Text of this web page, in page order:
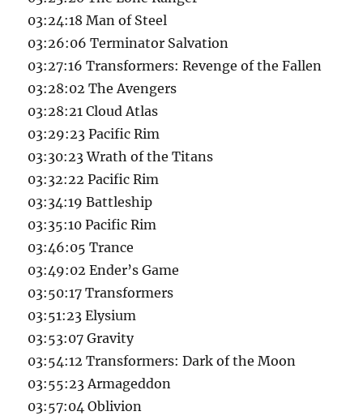
03:24:18 Man of Steel
03:26:06 Terminator Salvation
03:27:16 Transformers: Revenge of the Fallen
03:28:02 The Avengers
03:28:21 Cloud Atlas
03:29:23 Pacific Rim
03:30:23 Wrath of the Titans
03:32:22 Pacific Rim
03:34:19 Battleship
03:35:10 Pacific Rim
03:46:05 Trance
03:49:02 Ender’s Game
03:50:17 Transformers
03:51:23 Elysium
03:53:07 Gravity
03:54:12 Transformers: Dark of the Moon
03:55:23 Armageddon
03:57:04 Oblivion